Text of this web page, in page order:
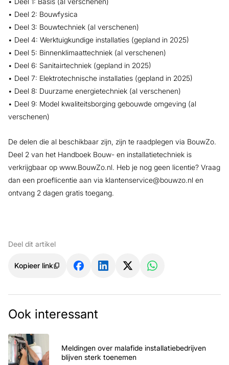
• Deel 2: Bouwfysica
• Deel 3: Bouwtechniek (al verschenen)
• Deel 4: Werktuigkundige installaties (gepland in 2025)
• Deel 5: Binnenklimaattechniek (al verschenen)
• Deel 6: Sanitairtechniek (gepland in 2025)
• Deel 7: Elektrotechnische installaties (gepland in 2025)
• Deel 8: Duurzame energietechniek (al verschenen)
• Deel 9: Model kwaliteitsborging gebouwde omgeving (al
verschenen)
De delen die al beschikbaar zijn, zijn te raadplegen via BouwZo.
Deel 2 van het Handboek Bouw- en installatietechniek is
verkrijgbaar op www.BouwZo.nl. Heb je nog geen licentie? Vraag
dan een proeflicentie aan via klantenservice@bouwzo.nl en
ontvang 2 dagen gratis toegang.
Deel dit artikel
Kopieer link
Ook interessant
Meldingen over malafide installatiebedrijven
blijven sterk toenemen